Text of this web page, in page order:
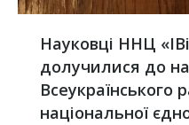
Науковці ННЦ
долучилися до
Всеукраїнського
національної